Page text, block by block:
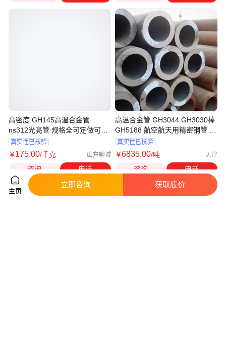
高密度 GH145高温合金管
ns312光亮管 规格全可定做可零
切
真实性已核验
￥175.00/千克 山东聊城
咨询 电话
高温合金管 GH3044 GH3030棒
GH5188 航空航天用精密钢管 可
按需定制
真实性已核验
￥6835.00/吨 天津
咨询 电话
主页
立即咨询 获取底价